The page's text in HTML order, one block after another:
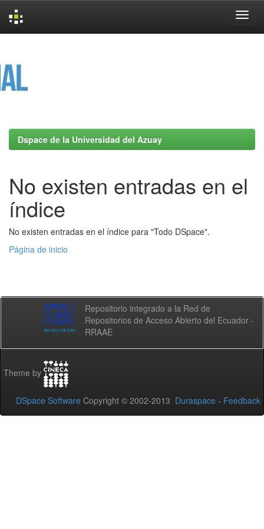
Dspace de la Universidad del Azuay
No existen entradas en el
índice
No existen entradas en el índice para "Todo DSpace".
Página de inicio
Repositorio integrado a la Red de
Repositorios de Acceso Abierto del Ecuador -
RRAAE
Theme by
DSpace Software Copyright © 2002-2013 Duraspace - Feedback